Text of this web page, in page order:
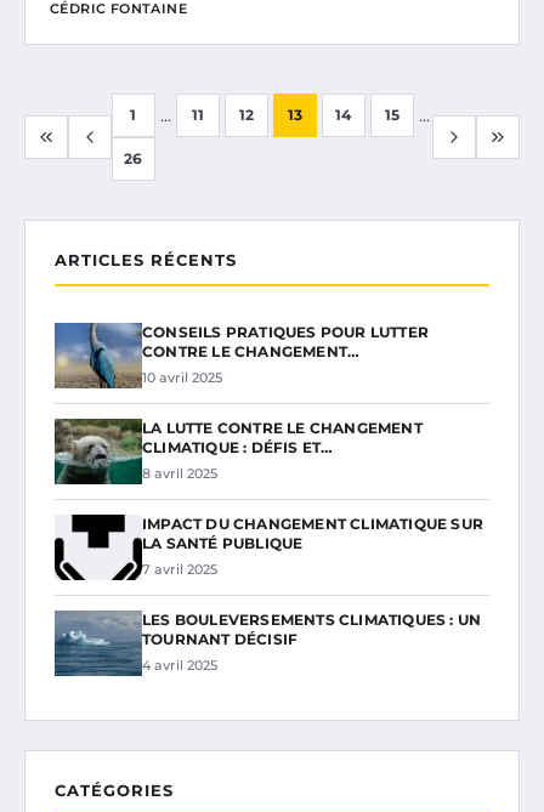
CÉDRIC FONTAINE
1 ... 11 12 13 14 15 ...
26
ARTICLES RÉCENTS
CONSEILS PRATIQUES POUR LUTTER
CONTRE LE CHANGEMENT…
10 avril 2025
LA LUTTE CONTRE LE CHANGEMENT
CLIMATIQUE : DÉFIS ET…
8 avril 2025
IMPACT DU CHANGEMENT CLIMATIQUE SUR
LA SANTÉ PUBLIQUE
7 avril 2025
LES BOULEVERSEMENTS CLIMATIQUES : UN
TOURNANT DÉCISIF
4 avril 2025
CATÉGORIES